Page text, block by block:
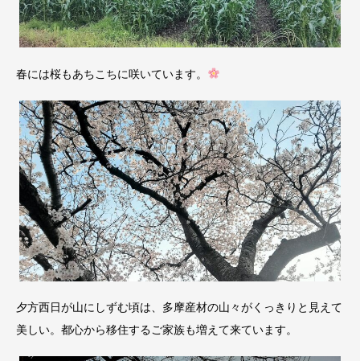
春には桜もあちこちに咲いています。
夕方西日が山にしずむ頃は、多摩産材の山々がくっきりと見えて
美しい。都心から移住するご家族も増えて来ています。